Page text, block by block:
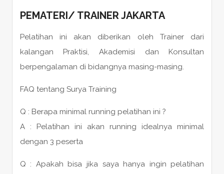
PEMATERI/ TRAINER JAKARTA
Pelatihan ini akan diberikan oleh Trainer dari
kalangan Praktisi, Akademisi dan Konsultan
berpengalaman di bidangnya masing-masing.
FAQ tentang Surya Training
Q : Berapa minimal running pelatihan ini ?
A : Pelatihan ini akan running idealnya minimal
dengan 3 peserta
Q : Apakah bisa jika saya hanya ingin pelatihan